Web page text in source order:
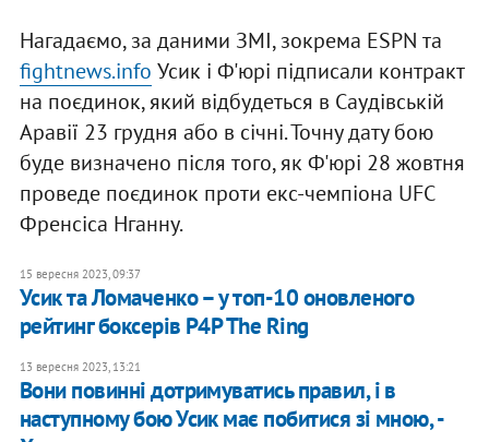
Нагадаємо, за даними ЗМІ, зокрема ESPN та
fightnews.info Усик і Ф'юрі підписали контракт
на поєдинок, який відбудеться в Саудівській
Аравії 23 грудня або в січні. Точну дату бою
буде визначено після того, як Ф'юрі 28 жовтня
проведе поєдинок проти екс-чемпіона UFC
Френсіса Нганну.
15 вересня 2023, 09:37
Усик та Ломаченко – у топ-10 оновленого
рейтинг боксерів P4P The Ring
13 вересня 2023, 13:21
Вони повинні дотримуватись правил, і в
наступному бою Усик має побитися зі мною, -